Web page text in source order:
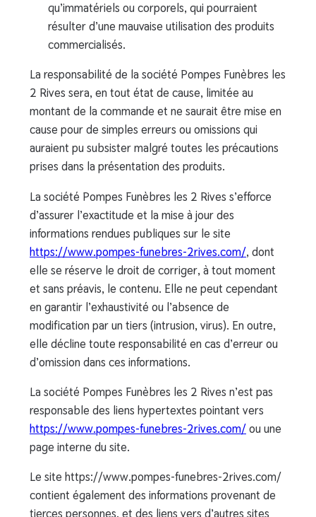
qu’immatériels ou corporels, qui pourraient
résulter d’une mauvaise utilisation des produits
commercialisés.
La responsabilité de la société Pompes Funèbres les
2 Rives sera, en tout état de cause, limitée au
montant de la commande et ne saurait être mise en
cause pour de simples erreurs ou omissions qui
auraient pu subsister malgré toutes les précautions
prises dans la présentation des produits.
La société Pompes Funèbres les 2 Rives s’efforce
d’assurer l’exactitude et la mise à jour des
informations rendues publiques sur le site
https://www.pompes-funebres-2rives.com/, dont
elle se réserve le droit de corriger, à tout moment
et sans préavis, le contenu. Elle ne peut cependant
en garantir l’exhaustivité ou l’absence de
modification par un tiers (intrusion, virus). En outre,
elle décline toute responsabilité en cas d’erreur ou
d’omission dans ces informations.
La société Pompes Funèbres les 2 Rives n’est pas
responsable des liens hypertextes pointant vers
https://www.pompes-funebres-2rives.com/ou une
page interne du site.
Le site https://www.pompes-funebres-2rives.com/
contient également des informations provenant de
tierces personnes, et des liens vers d’autres sites